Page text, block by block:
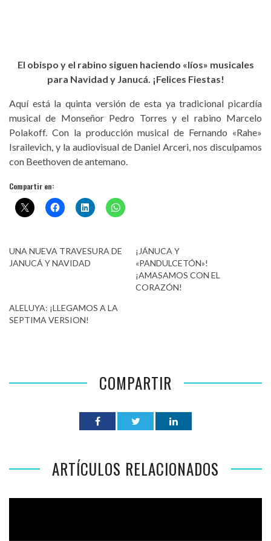
El obispo y el rabino siguen haciendo «líos» musicales
para Navidad y Janucá. ¡Felices Fiestas!
Aquí está la quinta versión de esta ya tradicional picardía
musical de Monseñor Pedro Torres y el rabino Marcelo
Polakoff. Con la producción musical de Fernando «Rahe»
Israilevich, y la audiovisual de Daniel Arceri, nos disculpamos
con Beethoven de antemano.
Compartir en:
UNA NUEVA TRAVESURA DE
JANUCÁ Y NAVIDAD
¡JÁNUCA Y
«PANDULCETÓN»!
¡AMASAMOS CON EL
CORAZÓN!
ALELUYA: ¡LLEGAMOS A LA
SEPTIMA VERSION!
COMPARTIR
ARTÍCULOS RELACIONADOS